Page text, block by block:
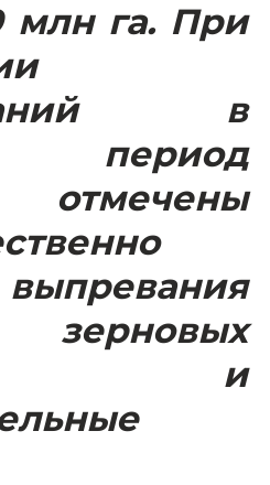
млн га. При
в
период
и